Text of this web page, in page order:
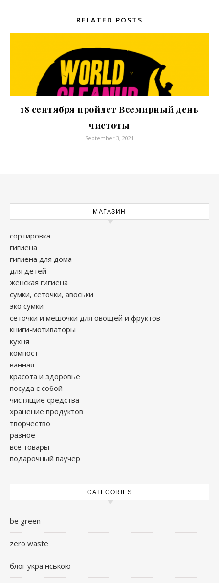
RELATED POSTS
18 сентября пройдет Всемирный день
чистоты
September 3, 2021
МАГАЗИН
сортировка
гигиена
гигиена для дома
для детей
женская гигиена
сумки, сеточки, авоськи
эко сумки
сеточки и мешочки для овощей и фруктов
книги-мотиваторы
кухня
компост
ванная
красота и здоровье
посуда с собой
чистящие средства
хранение продуктов
творчество
разное
все товары
подарочный ваучер
CATEGORIES
be green
zero waste
блог українською